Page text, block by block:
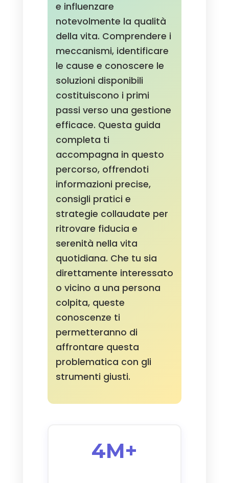
e influenzare
notevolmente la qualità
della vita. Comprendere i
meccanismi, identificare
le cause e conoscere le
soluzioni disponibili
costituiscono i primi
passi verso una gestione
efficace. Questa guida
completa ti
accompagna in questo
percorso, offrendoti
informazioni precise,
consigli pratici e
strategie collaudate per
ritrovare fiducia e
serenità nella vita
quotidiana. Che tu sia
direttamente interessato
o vicino a una persona
colpita, queste
conoscenze ti
permetteranno di
affrontare questa
problematica con gli
strumenti giusti.
4M+